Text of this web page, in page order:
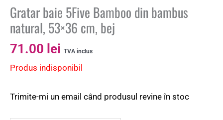
Gratar baie 5Five Bamboo din bambus
natural, 53×36 cm, bej
71.00 lei TVA inclus
Produs indisponibil
Trimite-mi un email când produsul revine în stoc